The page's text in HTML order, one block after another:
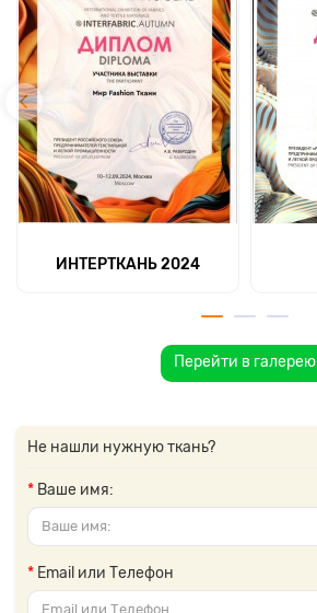
ИНТЕРТКАНЬ 2024
Перейти в галерею
Не нашли нужную ткань?
Ваше имя:
Email или Телефон